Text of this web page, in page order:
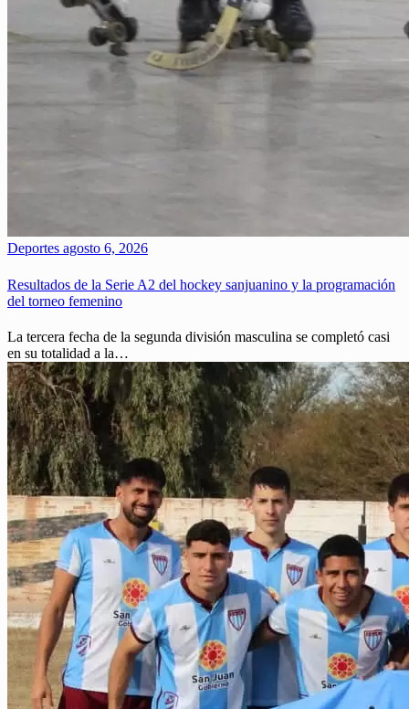
Deportes agosto 6, 2026
Resultados de la Serie A2 del hockey sanjuanino y la programación
del torneo femenino
La tercera fecha de la segunda división masculina se completó casi
en su totalidad a la…